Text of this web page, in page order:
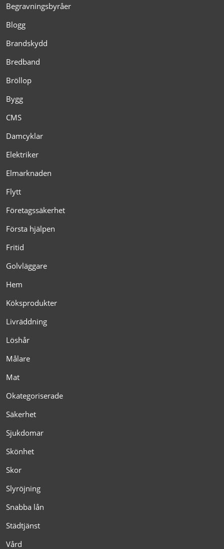
Begravningsbyråer
Blogg
Brandskydd
Bredband
Bröllop
Bygg
CMS
Damcyklar
Elektriker
Elmarknaden
Flytt
Företagssäkerhet
Första hjälpen
Fritid
Golvläggare
Hem
Köksprodukter
Livräddning
Löshår
Målare
Mat
Okategoriserade
Säkerhet
Sjukdomar
Skönhet
Skor
Slyröjning
Snabba lån
Städtjänst
Vård